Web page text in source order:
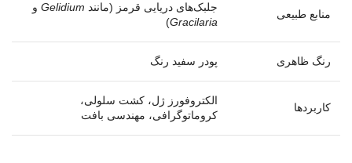
منابع طبیعی
جلبک‌های دریایی قرمز (مانند Gelidium و
Gracilaria
)
رنگ ظاهری پودر سفید رنگ
کاربردها
الکتروفورز ژل، کشت سلولی،
کروماتوگرافی، مهندسی بافت